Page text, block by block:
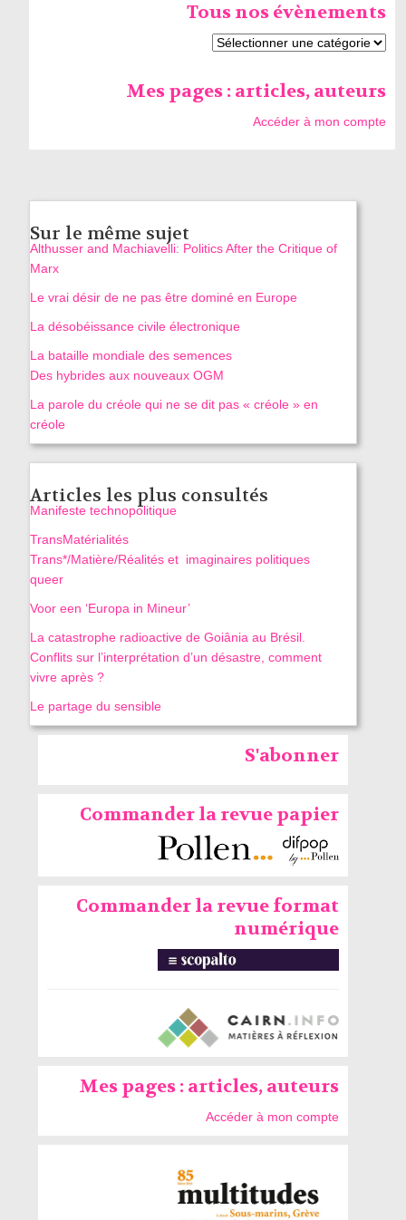
Tous nos évènements
Mes pages : articles, auteurs
Accéder à mon compte
Sur le même sujet
Althusser and Machiavelli: Politics After the Critique of
Marx
Le vrai désir de ne pas être dominé en Europe
La désobéissance civile électronique
La bataille mondiale des semences
Des hybrides aux nouveaux OGM
La parole du créole qui ne se dit pas « créole » en
créole
Articles les plus consultés
Manifeste technopolitique
TransMatérialités
Trans*/Matière/Réalités et imaginaires politiques
queer
Voor een ‘Europa in Mineur’
La catastrophe radioactive de Goiânia au Brésil.
Conflits sur l’interprétation d’un désastre, comment
vivre après ?
Le partage du sensible
S'abonner
Commander la revue papier
Commander la revue format
numérique
Mes pages : articles, auteurs
Accéder à mon compte